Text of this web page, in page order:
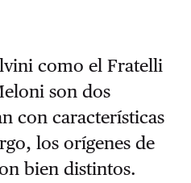
como el Fratelli
son dos
con características
los orígenes de
bien distintos.